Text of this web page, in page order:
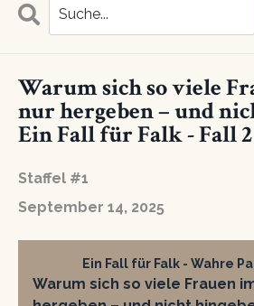
Search
Folgen
Warum sich so viele
nur hergeben – und
Ein Fall für Falk - Fall 2
Staffel #1
September 14, 2025